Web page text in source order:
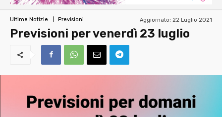
Ultime Notizie Previsioni Aggiornato: 22 Luglio 2021
Previsioni per venerdì 23 luglio